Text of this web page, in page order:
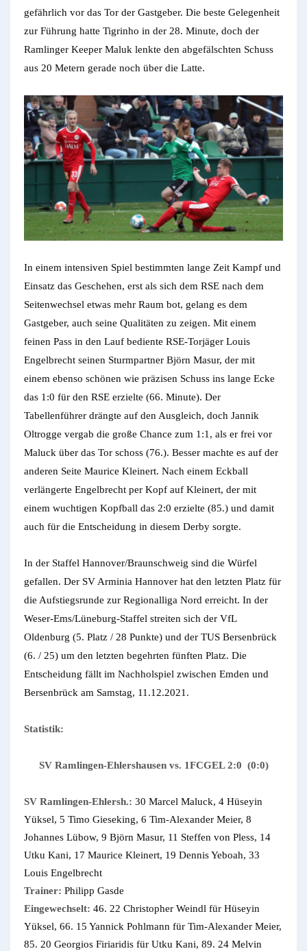
gefährlich vor das Tor der Gastgeber. Die beste Gelegenheit
zur Führung hatte Tigrinho in der 28. Minute, doch der
Ramlinger Keeper Maluk lenkte den abgefälschten Schuss
aus 20 Metern gerade noch über die Latte.
In einem intensiven Spiel bestimmten lange Zeit Kampf und
Einsatz das Geschehen, erst als sich dem RSE nach dem
Seitenwechsel etwas mehr Raum bot, gelang es dem
Gastgeber, auch seine Qualitäten zu zeigen. Mit einem
feinen Pass in den Lauf bediente RSE-Torjäger Louis
Engelbrecht seinen Sturmpartner Björn Masur, der mit
einem ebenso schönen wie präzisen Schuss ins lange Ecke
das 1:0 für den RSE erzielte (66. Minute). Der
Tabellenführer drängte auf den Ausgleich, doch Jannik
Oltrogge vergab die große Chance zum 1:1, als er frei vor
Maluck über das Tor schoss (76.). Besser machte es auf der
anderen Seite Maurice Kleinert. Nach einem Eckball
verlängerte Engelbrecht per Kopf auf Kleinert, der mit
einem wuchtigen Kopfball das 2:0 erzielte (85.) und damit
auch für die Entscheidung in diesem Derby sorgte.
In der Staffel Hannover/Braunschweig sind die Würfel
gefallen. Der SV Arminia Hannover hat den letzten Platz für
die Aufstiegsrunde zur Regionalliga Nord erreicht. In der
Weser-Ems/Lüneburg-Staffel streiten sich der VfL
Oldenburg (5. Platz / 28 Punkte) und der TUS Bersenbrück
(6. / 25) um den letzten begehrten fünften Platz. Die
Entscheidung fällt im Nachholspiel zwischen Emden und
Bersenbrück am Samstag, 11.12.2021.
Statistik:
SV Ramlingen-Ehlershausen vs. 1FCGEL 2:0 (0:0)
SV Ramlingen-Ehlersh.: 30 Marcel Maluck, 4 Hüseyin
Yüksel, 5 Timo Gieseking, 6 Tim-Alexander Meier, 8
Johannes Lübow, 9 Björn Masur, 11 Steffen von Pless, 14
Utku Kani, 17 Maurice Kleinert, 19 Dennis Yeboah, 33
Louis Engelbrecht
Trainer: Philipp Gasde
Eingewechselt: 46. 22 Christopher Weindl für Hüseyin
Yüksel, 66. 15 Yannick Pohlmann für Tim-Alexander Meier,
85. 20 Georgios Firiaridis für Utku Kani, 89. 24 Melvin